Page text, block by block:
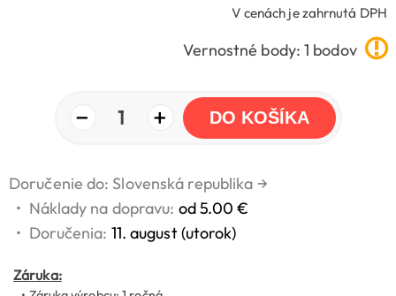
V cenách je zahrnutá DPH
Vernostné body: 1 bodov
− 1 + DO KOŠÍKA
Doručenie do: Slovenská republika →
• Náklady na dopravu: od 5.00 €
• Doručenia: 11. august (utorok)
Záruka: